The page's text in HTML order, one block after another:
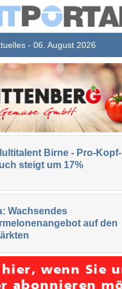
- 06. August 2026
Birne - Pro-Kopf-
steigt um 17%
Wachsendes
auf den